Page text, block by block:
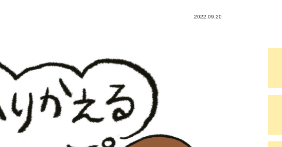
2022.09.20